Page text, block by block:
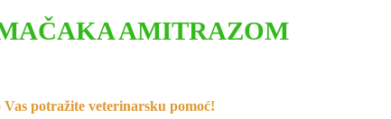
AMITRAZOM
potražite veterinarsku pomoć!